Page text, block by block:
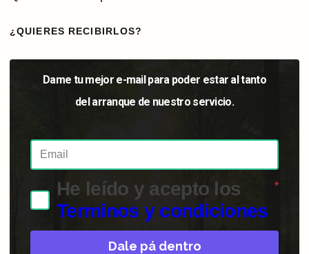
¿QUIERES RECIBIRLOS?
Dame tu mejor e-mail para poder estar al tanto
del arranque de nuestro servicio.
He leído y acepto los
Terminos y condiciones
*
Dale pá dentro